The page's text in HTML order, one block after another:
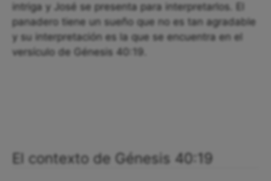
intriga y José se presenta para interpretarlos. El
panadero tiene un sueño que no es tan agradable
y su interpretación es la que se encuentra en el
versículo de Génesis 40:19.
El contexto de Génesis 40:19